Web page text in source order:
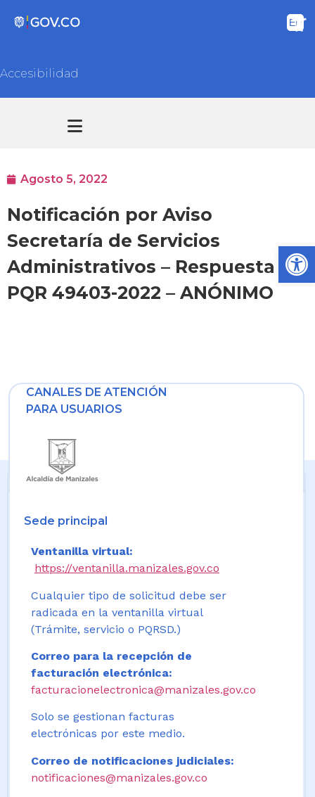
Accesibilidad
Agosto 5, 2022
Notificación por Aviso
Secretaría de Servicios
Administrativos – Respuesta
PQR 49403-2022 – ANÓNIMO
CANALES DE ATENCIÓN
PARA USUARIOS
Sede principal
Ventanilla virtual:
https://ventanilla.manizales.gov.co
Cualquier tipo de solicitud debe ser
radicada en la ventanilla virtual
(Trámite, servicio o PQRSD.)
Correo para la recepción de
facturación electrónica:
facturacionelectronica@manizales.gov.co
Solo se gestionan facturas
electrónicas por este medio.
Correo de notificaciones judiciales:
notificaciones@manizales.gov.co